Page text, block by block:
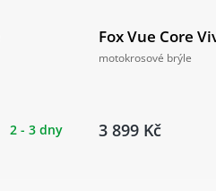
2 - 3 dny
Fox Vue Core
motokrosové brýle
3 899 Kč